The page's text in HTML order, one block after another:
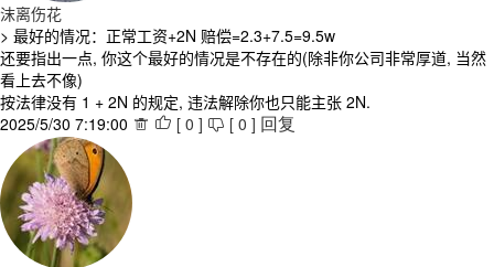
沫离伤花
> 最好的情况：正常工资+2N 赔偿=2.3+7.5=9.5w
还要指出一点, 你这个最好的情况是不存在的(除非你公司非常厚道, 当然
看上去不像)
按法律没有 1 + 2N 的规定, 违法解除你也只能主张 2N.
2025/5/30 7:19:00   [ 0 ]  [ 0 ] 回复